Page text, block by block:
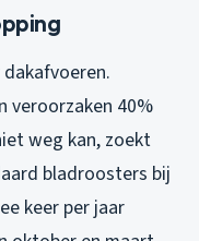
veroorzaken 40%
weg kan, zoekt
bladroosters bij
keer per jaar